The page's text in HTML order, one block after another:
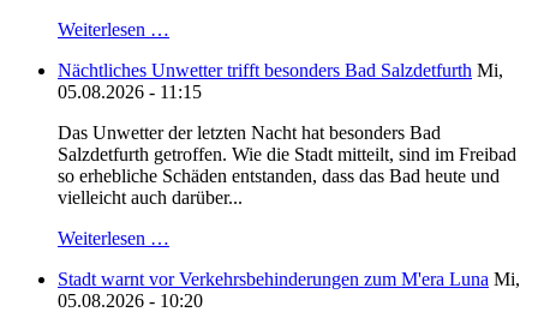
Weiterlesen …
Nächtliches Unwetter trifft besonders Bad Salzdetfurth Mi,
05.08.2026 - 11:15
Das Unwetter der letzten Nacht hat besonders Bad
Salzdetfurth getroffen. Wie die Stadt mitteilt, sind im Freibad
so erhebliche Schäden entstanden, dass das Bad heute und
vielleicht auch darüber...
Weiterlesen …
Stadt warnt vor Verkehrsbehinderungen zum M'era Luna Mi,
05.08.2026 - 10:20